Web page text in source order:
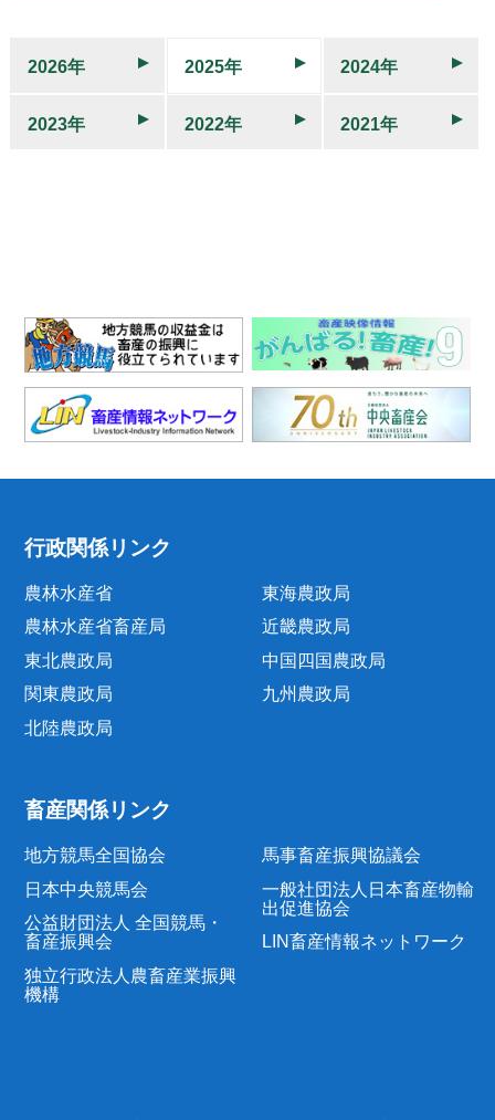
2026年 2025年 2024年
2023年 2022年 2021年
行政関係リンク
農林水産省
農林水産省畜産局
東北農政局
関東農政局
北陸農政局
東海農政局
近畿農政局
中国四国農政局
九州農政局
畜産関係リンク
地方競馬全国協会
日本中央競馬会
公益財団法人 全国競馬・
畜産振興会
独立行政法人農畜産業振興
機構
馬事畜産振興協議会
一般社団法人日本畜産物輸
出促進協会
LIN畜産情報ネットワーク